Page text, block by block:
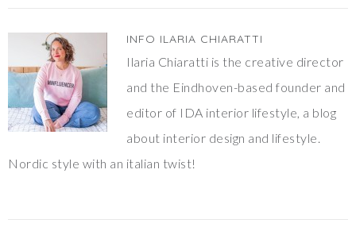
INFO ILARIA CHIARATTI
Ilaria Chiaratti is the creative director
and the Eindhoven-based founder and
editor of IDA interior lifestyle, a blog
about interior design and lifestyle.
Nordic style with an italian twist!